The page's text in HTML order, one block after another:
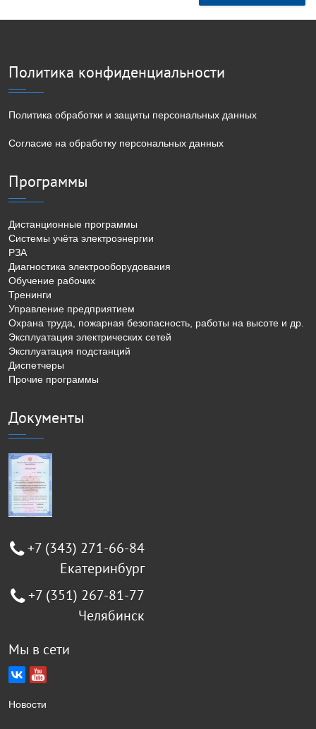
Политика конфиденциальности
Политика обработки и защиты персональных данных
Согласие на обработку персональных данных
Программы
Дистанционные программы
Системы учёта электроэнергии
РЗА
Диагностика электрооборудования
Обучение рабочих
Тренинги
Управление предприятием
Охрана труда, пожарная безопасность, работы на высоте и др.
Эксплуатация электрических сетей
Эксплуатация подстанций
Диспетчеры
Прочие программы
Документы
+7 (343) 271-66-84
Екатеринбург
+7 (351) 267-81-77
Челябинск
Мы в сети
Новости